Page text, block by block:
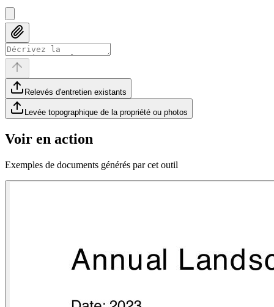
Relevés d'entretien existants
Levée topographique de la propriété ou photos
Voir en action
Exemples de documents générés par cet outil